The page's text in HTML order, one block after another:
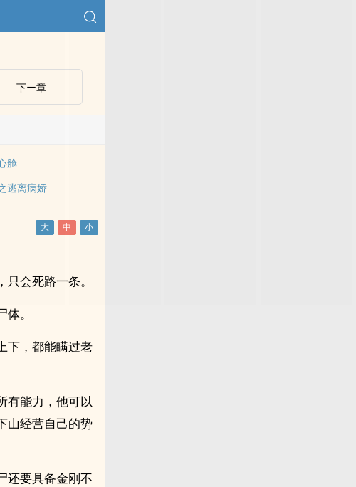
下ー章
舱
逃离病娇
会死路一条。
。
下，都能瞒过老
有能力，他可以
山经营自己的势
还要具备金刚不